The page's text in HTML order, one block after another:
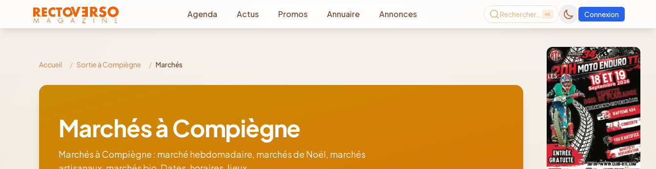
Aller au contenu principal
Agenda
Actus Promos Annuaire Annonces Rechercher… ⌘K Connexion
Accueil / Sortie à Compiègne / Marchés
Marchés à Compiègne
Marchés à Compiègne : marché hebdomadaire, marchés de Noël, marchés
Consultez le dernier